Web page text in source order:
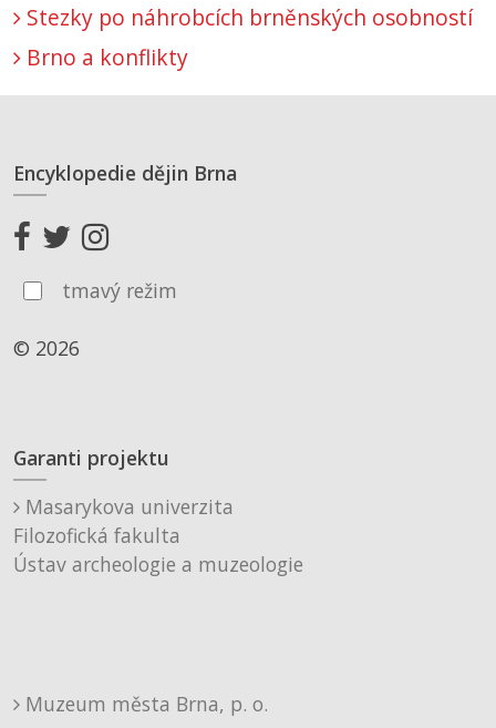
Stezky po náhrobcích brněnských osobností
Brno a konflikty
Encyklopedie dějin Brna
tmavý režim
© 2026
Garanti projektu
Masarykova univerzita
Filozofická fakulta
Ústav archeologie a muzeologie
Muzeum města Brna, p. o.